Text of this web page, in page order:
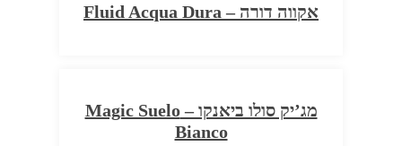
אקווה דורה – Fluid Acqua Dura
מג’יק סולו ביאנקו – Magic Suelo
Bianco